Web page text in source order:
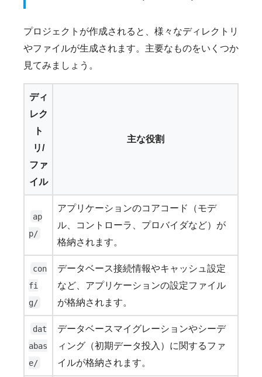
プロジェクトが作成されると、様々なディレクトリ
やファイルが生成されます。主要なものをいくつか
見てみましょう。
ディ
レク
ト
リ/
ファ
イル
主な役割
ap
p/
アプリケーションのコアコード（モデ
ル、コントローラ、プロバイダなど）が
格納されます。
con
fi
g/
データベース接続情報やキャッシュ設定
など、アプリケーションの設定ファイル
が格納されます。
dat
abas
e/
データベースマイグレーションやシーデ
ィング（初期データ投入）に関するファ
イルが格納されます。